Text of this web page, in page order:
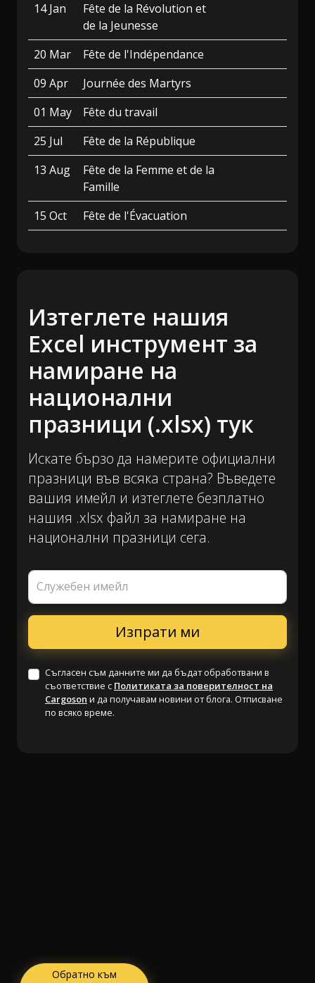
14 Jan
Fête de la Révolution et
de la Jeunesse
20 Mar
Fête de l'Indépendance
09 Apr
Journée des Martyrs
01 May
Fête du travail
25 Jul
Fête de la République
13 Aug
Fête de la Femme et de la
Famille
15 Oct
Fête de l'Évacuation
Изтеглете нашия
Excel инструмент за
намиране на
национални
празници (.xlsx) тук
Искате бързо да намерите официални
празници във всяка страна? Въведете
вашия имейл и изтеглете безплатно
нашия .xlsx файл за намиране на
национални празници сега.
Служебен имейл
Съгласен съм данните ми да бъдат обработвани в
съответствие с Политиката за поверителност на
Cargoson и да получавам новини от блога. Отписване
по всяко време.
Обратно към